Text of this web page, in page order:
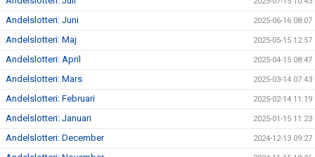
Andelslotteri: Juni 2025-06-16 08:07
Andelslotteri: Maj 2025-05-15 12:57
Andelslotteri: April 2025-04-15 08:47
Andelslotteri: Mars 2025-03-14 07:43
Andelslotteri: Februari 2025-02-14 11:19
Andelslotteri: Januari 2025-01-15 11:23
Andelslotteri: December 2024-12-13 09:27